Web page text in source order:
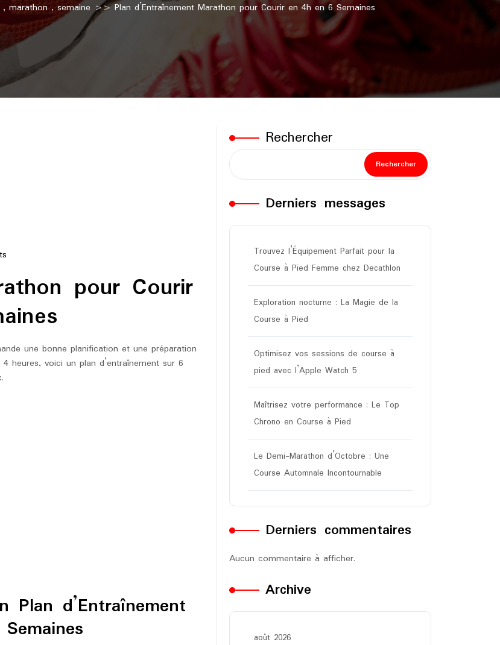
, marathon ,semaine >> Plan d’Entraînement Marathon pour Courir en 4h en 6 Semaines
pour Courir
une bonne planification et une préparation
heures, voici un plan d’entraînement sur 6
Plan d’Entraînement
Rechercher
Rechercher
Derniers messages
Trouvez l’Équipement Parfait pour la
Course à Pied Femme chez Decathlon
Exploration nocturne : La Magie de la
Course à Pied
Optimisez vos sessions de course à
pied avec l’Apple Watch 5
Maîtrisez votre performance : Le Top
Chrono en Course à Pied
Le Demi-Marathon d’Octobre : Une
Course Automnale Incontournable
Derniers commentaires
Aucun commentaire à afficher.
Archive
août 2026